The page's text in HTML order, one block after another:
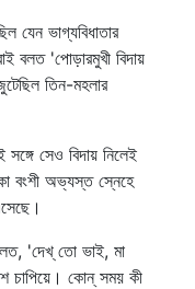
যেন ভাগ্যবিধাতার
বলত 'পোড়ারমুখী বিদায়
তিন-মহলার
সঙ্গে সেও বিদায় নিলেই
বংশী অভ্যস্ত স্নেহে
'দেখ্‌ তো ভাই, মা
চাপিয়ে। কোন্‌ সময় কী